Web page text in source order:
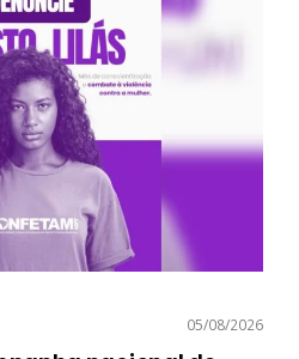
05/08/2026